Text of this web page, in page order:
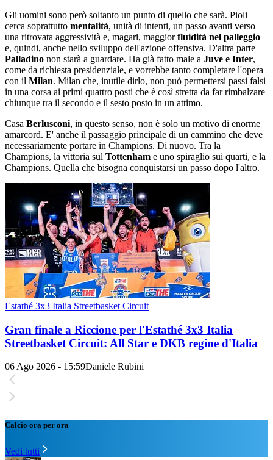
Gli uomini sono però soltanto un punto di quello che sarà. Pioli
cerca soprattutto mentalità, unità di intenti, un passo avanti verso
una ritrovata aggressività e, magari, maggiorfluidità nel palleggio
e, quindi, anche nello sviluppo dell'azione offensiva. D'altra parte
Palladino non starà a guardare. Ha già fatto male a Juve e Inter,
come da richiesta presidenziale, e vorrebbe tanto completare l'opera
con il Milan. Milan che, inutile dirlo, non può permettersi passi falsi
in una corsa ai primi quattro posti che è così stretta da far rimbalzare
chiunque tra il secondo e il sesto posto in un attimo.
Casa Berlusconi, in questo senso, non è solo un motivo di enorme
amarcord. E' anche il passaggio principale di un cammino che deve
necessariamente portare in Champions. Di nuovo. Tra la
Champions, la vittoria sul Tottenham e uno spiraglio sui quarti, e la
Champions. Quella che bisogna conquistarsi un passo dopo l'altro.
Estathé 3x3 Italia Streetbasket Circuit
Gran finale a Riccione per l'Estathé 3x3 Italia
Streetbasket Circuit: All Star e DKB regine d'Italia
06 Ago 2026 - 15:59Daniele Rubini
Calcio ora per ora
Vedi tutti